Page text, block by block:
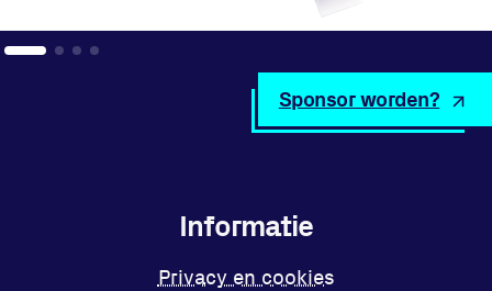
Informatie
Privacy en cookies
Sponsor worden?